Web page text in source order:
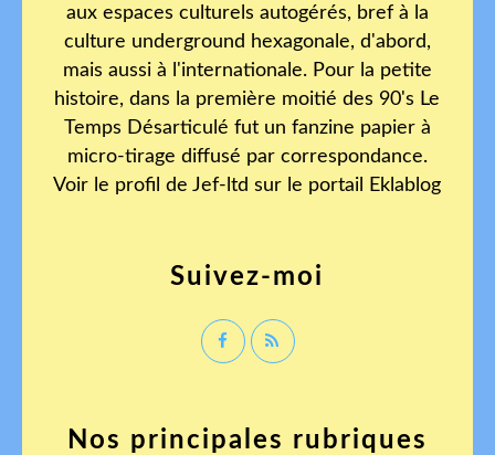
aux espaces culturels autogérés, bref à la
culture underground hexagonale, d'abord,
mais aussi à l'internationale. Pour la petite
histoire, dans la première moitié des 90's Le
Temps Désarticulé fut un fanzine papier à
micro-tirage diffusé par correspondance.
Voir le profil deJef-ltd sur le portail Eklablog
Suivez-moi
Nos principales rubriques